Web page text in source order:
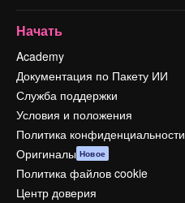
Начать
Academy
Документация по Пакету ИИ
Служба поддержки
Условия и положения
Политика конфиденциальности
Оригиналы Новое
Политика файлов cookie
Центр доверия